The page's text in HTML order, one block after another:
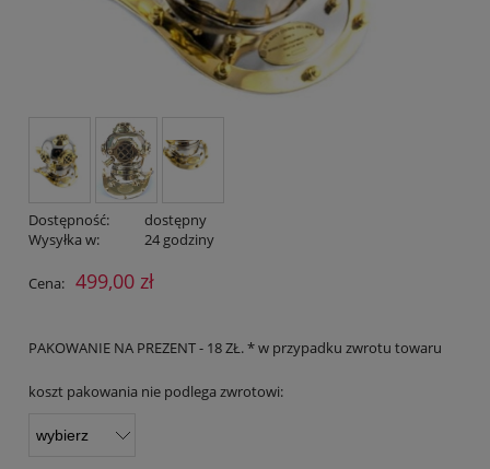
Dostępność:
dostępny
Wysyłka w:
24 godziny
Cena: 499,00 zł
PAKOWANIE NA PREZENT - 18 ZŁ. * w przypadku zwrotu towaru
koszt pakowania nie podlega zwrotowi: